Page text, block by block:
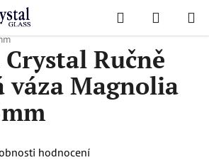
Hledat
KOŠÍK
/
Bohemia Crystal Ručně broušená váza
Ručně
váza Magnolia
hodnocení